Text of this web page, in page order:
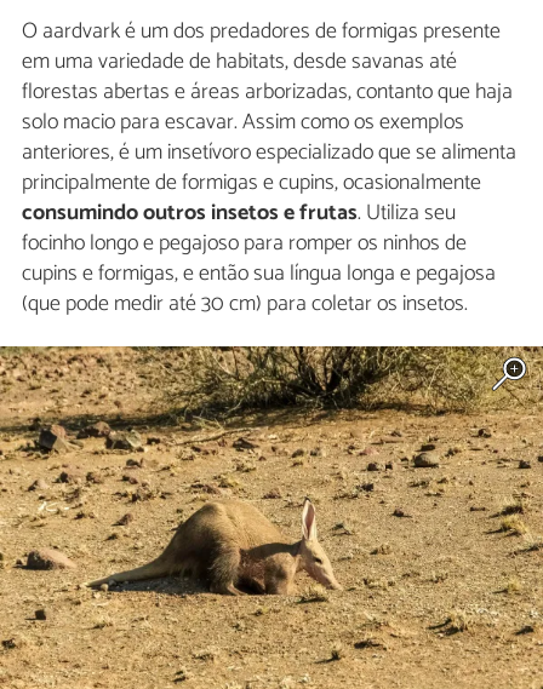
O aardvark é um dos predadores de formigas presente
em uma variedade de habitats, desde savanas até
florestas abertas e áreas arborizadas, contanto que haja
solo macio para escavar. Assim como os exemplos
anteriores, é um insetívoro especializado que se alimenta
principalmente de formigas e cupins, ocasionalmente
consumindo outros insetos e frutas. Utiliza seu
focinho longo e pegajoso para romper os ninhos de
cupins e formigas, e então sua língua longa e pegajosa
(que pode medir até 30 cm) para coletar os insetos.